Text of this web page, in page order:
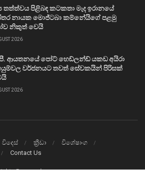
පිළිබඳ කටකතා මැද ඉරානයේ
නායක මොජ්ටබා කම්නේයිගේ පළමු
නිකුත් වෙයි
2026
ආයතනයේ පෝට් හෙඩ්ලන්ඩ් යකඩ අයිරා
වර්ජනයට තවත් සේවකයින් පිරිසක්
2026
විදෙස් ක්‍රීඩා
විශේෂාංග
Contact Us